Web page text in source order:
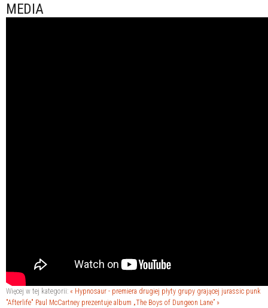
MEDIA
Więcej w tej kategorii: « Hypnosaur - premiera drugiej płyty grupy grającej jurassic punk
"Afterlife" Paul McCartney prezentuje album „The Boys of Dungeon Lane” »